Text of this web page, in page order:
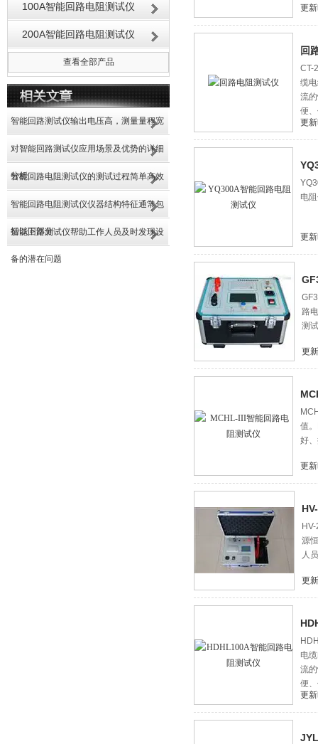
100A智能回路电阻测试仪
200A智能回路电阻测试仪
查看全部产品
智能回路测试仪输出电压高，测量量程宽
对智能回路测试仪应用场景及优势的详细
分析
智能回路电阻测试仪的测试过程简单高效
智能回路电阻测试仪仪器结构特征通常包
括以下部分
智能回路测试仪帮助工作人员及时发现设
备的潜在问题
更
回
CT-
缆
流
便
更
电
更
路
测
更
值
好
更
源
人
更
电
流
便
更